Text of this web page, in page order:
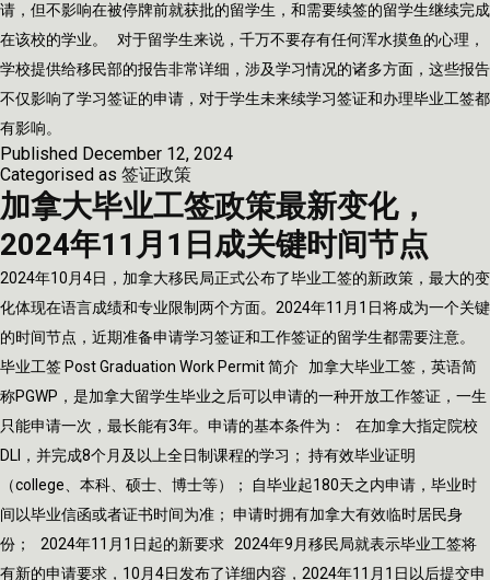
请，但不影响在被停牌前就获批的留学生，和需要续签的留学生继续完成
在该校的学业。 对于留学生来说，千万不要存有任何浑水摸鱼的心理，
学校提供给移民部的报告非常详细，涉及学习情况的诸多方面，这些报告
不仅影响了学习签证的申请，对于学生未来续学习签证和办理毕业工签都
有影响。
Published December 12, 2024
Categorised as 签证政策
加拿大毕业工签政策最新变化，
2024年11月1日成关键时间节点
2024年10月4日，加拿大移民局正式公布了毕业工签的新政策，最大的变
化体现在语言成绩和专业限制两个方面。2024年11月1日将成为一个关键
的时间节点，近期准备申请学习签证和工作签证的留学生都需要注意。
毕业工签 Post Graduation Work Permit 简介 加拿大毕业工签，英语简
称PGWP，是加拿大留学生毕业之后可以申请的一种开放工作签证，一生
只能申请一次，最长能有3年。申请的基本条件为： 在加拿大指定院校
DLI，并完成8个月及以上全日制课程的学习； 持有效毕业证明
（college、本科、硕士、博士等）； 自毕业起180天之内申请，毕业时
间以毕业信函或者证书时间为准； 申请时拥有加拿大有效临时居民身
份； 2024年11月1日起的新要求 2024年9月移民局就表示毕业工签将
有新的申请要求，10月4日发布了详细内容，2024年11月1日以后提交申